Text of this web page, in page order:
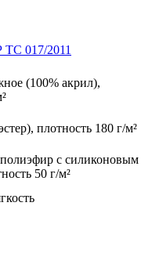
ТС 017/2011
(100% акрил),
плотность 180 г/м²
с силиконовым
50 г/м²